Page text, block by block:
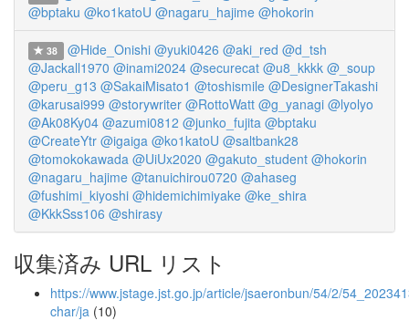
@bptaku @ko1katoU @nagaru_hajime @hokorin
38 @Hide_Onishi @yuki0426 @aki_red @d_tsh
@Jackall1970 @inami2024 @securecat @u8_kkkk @_soup
@peru_g13 @SakaiMisato1 @toshismile @DesignerTakashi
@karusai999 @storywriter @RottoWatt @g_yanagi @lyolyo
@Ak08Ky04 @azumi0812 @junko_fujita @bptaku
@CreateYtr @igaiga @ko1katoU @saltbank28
@tomokokawada @UiUx2020 @gakuto_student @hokorin
@nagaru_hajime @tanuichirou0720 @ahaseg
@fushimi_kiyoshi @hidemichimiyake @ke_shira
@KkkSss106 @shirasy
収集済み URL リスト
https://www.jstage.jst.go.jp/article/jsaeronbun/54/2/
char/ja (10)